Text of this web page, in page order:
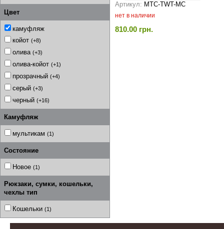
Цвет
камуфляж
койот (+8)
олива (+3)
олива-койот (+1)
прозрачный (+4)
серый (+3)
черный (+16)
Камуфляж
мультикам (1)
Состояние
Новое (1)
Рюкзаки, сумки, кошельки,
чехлы тип
Кошельки (1)
Артикул: MTC-TWT-MC
нет в наличии
810.00 грн.